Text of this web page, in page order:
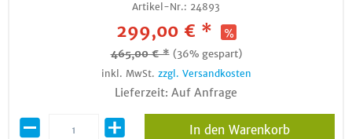
Artikel-Nr.: 24893
299,00 € *
465,00 € * (36% gespart)
inkl. MwSt. zzgl. Versandkosten
Lieferzeit: Auf Anfrage
In den Warenkorb